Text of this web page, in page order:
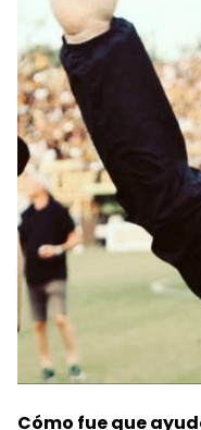
Cómo fue que